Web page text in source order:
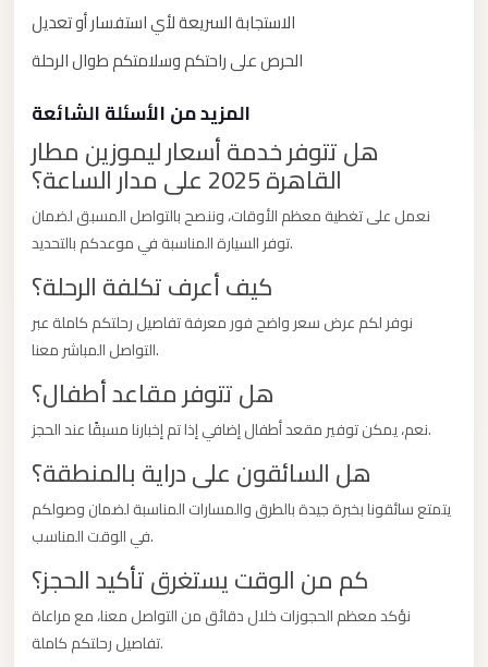
الاستجابة السريعة لأي استفسار أو تعديل
الحرص على راحتكم وسلامتكم طوال الرحلة
المزيد من الأسئلة الشائعة
هل تتوفر خدمة أسعار ليموزين مطار
القاهرة 2025 على مدار الساعة؟
نعمل على تغطية معظم الأوقات، وننصح بالتواصل المسبق لضمان
توفر السيارة المناسبة في موعدكم بالتحديد.
كيف أعرف تكلفة الرحلة؟
نوفر لكم عرض سعر واضح فور معرفة تفاصيل رحلتكم كاملة عبر
التواصل المباشر معنا.
هل تتوفر مقاعد أطفال؟
نعم، يمكن توفير مقعد أطفال إضافي إذا تم إخبارنا مسبقًا عند الحجز.
هل السائقون على دراية بالمنطقة؟
يتمتع سائقونا بخبرة جيدة بالطرق والمسارات المناسبة لضمان وصولكم
في الوقت المناسب.
كم من الوقت يستغرق تأكيد الحجز؟
نؤكد معظم الحجوزات خلال دقائق من التواصل معنا، مع مراعاة
تفاصيل رحلتكم كاملة.
New
Capital
Cairo
Transfer
from
Cairo
Airport
New
Cairo
Taxi
New
Cairo
Limousine
Service
New
Cairo
Limousine
New